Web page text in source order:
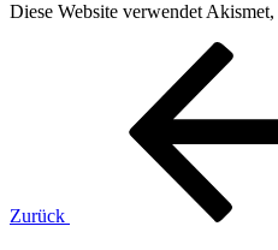
Diese Website verwendet
Beitragsnavigation
Zurück